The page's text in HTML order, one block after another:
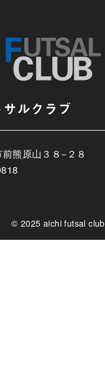
ルクラブ
前熊原山３８−２８
© 2025 aichi futsal club